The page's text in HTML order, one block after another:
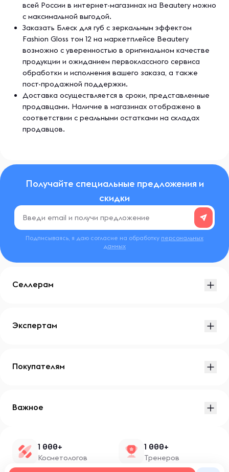
всей России в интернет-магазинах на Beautery можно
с максимальной выгодой.
Заказать Блеск для губ с зеркальным эффектом
Fashion Gloss тон 12 на маркетплейсе Beautery
возможно с уверенностью в оригинальном качестве
продукции и ожиданием первоклассного сервиса
обработки и исполнения вашего заказа, а также
пост-продажной поддержки.
Доставка осуществляется в сроки, представленные
продавцами. Наличие в магазинах отображено в
соответствии с реальными остатками на складах
продавцов.
Получайте специальные предложения и
скидки
Подписываясь, я даю согласие на обработку персональных
данных
Селлерам
Экспертам
Покупателям
Важное
1 000+
Косметологов
1 000+
Тренеров